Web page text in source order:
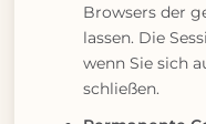
Browsers der
lassen. Die
wenn Sie sich
schließen.